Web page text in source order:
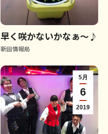
早く咲かないかなぁ～♪
新田情報局
5月
6
2019